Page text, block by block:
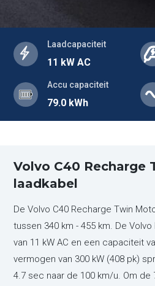
Laadcapaciteit
11 kW AC
Accu capaciteit
79.0 kWh
Volvo C40 Recharge
laadkabel
De Volvo C40 Recharge Twin
tussen 340 km - 455 km. De
van 11 kW AC en een capaciteit
vermogen van 300 kW (408 pk)
4.7 sec naar de 100 km/u. Om de